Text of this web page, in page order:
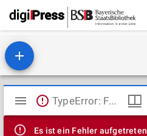
Mirador
Viewer
TypeError: Failed to fetch
Es ist ein Fehler aufgetreten